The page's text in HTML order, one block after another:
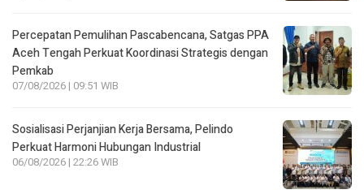
Percepatan Pemulihan Pascabencana, Satgas PPA
Aceh Tengah Perkuat Koordinasi Strategis dengan
Pemkab
07/08/2026 | 09:51 WIB
Sosialisasi Perjanjian Kerja Bersama, Pelindo
Perkuat Harmoni Hubungan Industrial
06/08/2026 | 22:26 WIB